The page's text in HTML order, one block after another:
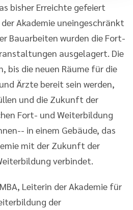
bisher Erreichte gefeiert
Akademie uneingeschränkt
Bauarbeiten wurden die Fort-
ausgelagert. Die
bis die neuen Räume für die
Ärzte bereit sein werden,
und die Zukunft der
Fort- und Weiterbildung
in einem Gebäude, das
mit der Zukunft der
verbindet.
Leiterin der Akademie für
der